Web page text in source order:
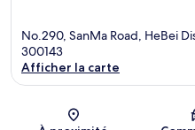
No.290, SanMa Road, HeBei
300143
Afficher la carte